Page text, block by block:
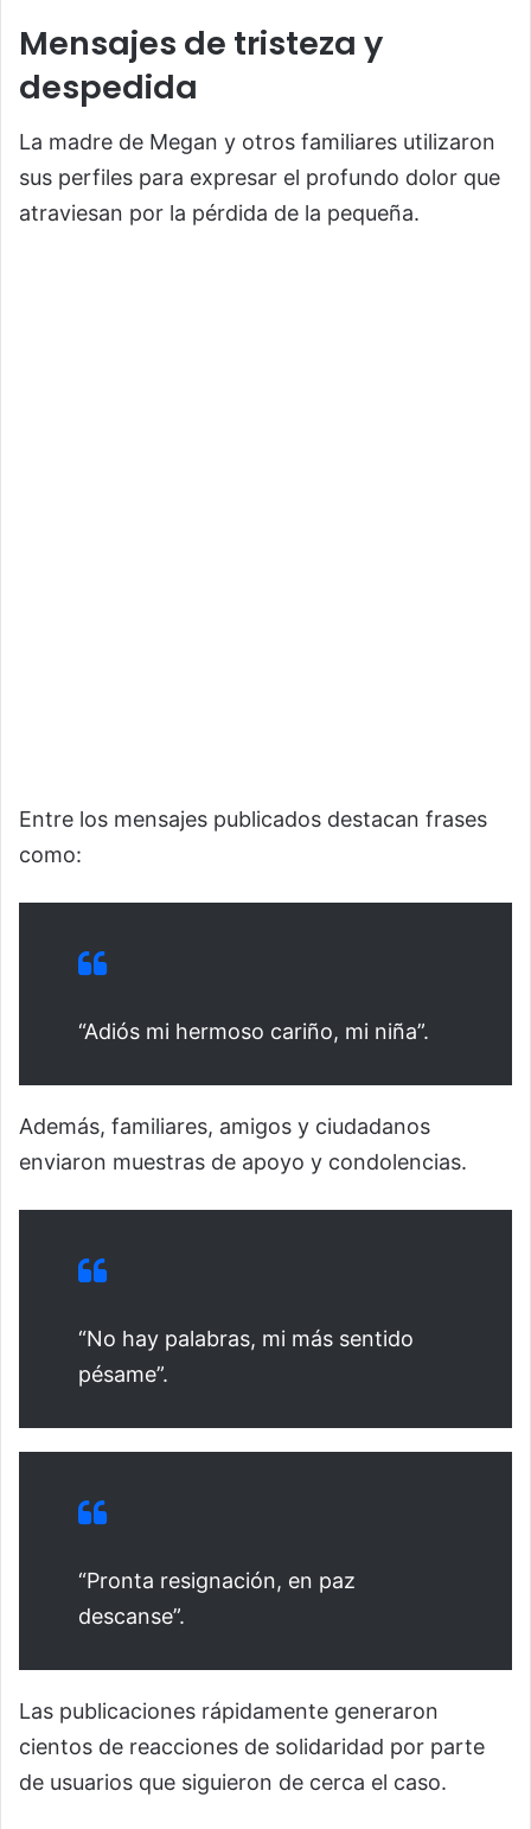
Mensajes de tristeza y
despedida
La madre de Megan y otros familiares utilizaron
sus perfiles para expresar el profundo dolor que
atraviesan por la pérdida de la pequeña.
Entre los mensajes publicados destacan frases
como:
“Adiós mi hermoso cariño, mi niña”.
Además, familiares, amigos y ciudadanos
enviaron muestras de apoyo y condolencias.
“No hay palabras, mi más sentido
pésame”.
“Pronta resignación, en paz
descanse”.
Las publicaciones rápidamente generaron
cientos de reacciones de solidaridad por parte
de usuarios que siguieron de cerca el caso.